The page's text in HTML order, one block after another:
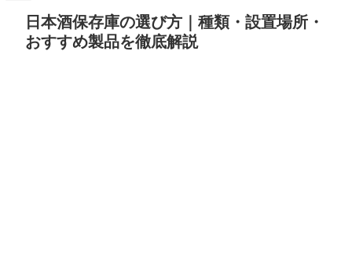
日本酒保存庫の選び方｜種類・設置場所・
おすすめ製品を徹底解説